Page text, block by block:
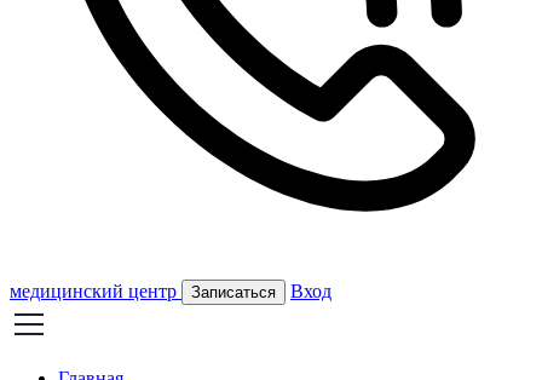
медицинский центр Записаться Вход